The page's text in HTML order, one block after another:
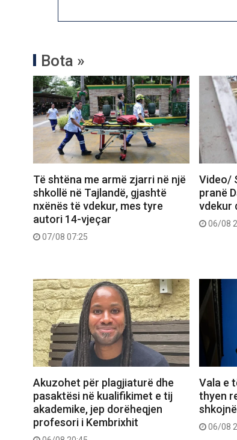
Bota »
Të shtëna me armë zjarri në një
shkollë në Tajlandë, gjashtë
nxënës të vdekur, mes tyre
autori 14-vjeçar
07/08 07:25
Video/
pranë
vdekur
06/08
Akuzohet për plagjiaturë dhe
pasaktësi në kualifikimet e tij
akademike, jep dorëheqjen
profesori i Kembrixhit
Vala e
thyen
06/08